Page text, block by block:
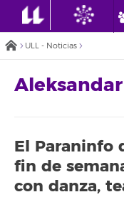
ULL - Noticias
El Paraninfo
fin de
con danza,